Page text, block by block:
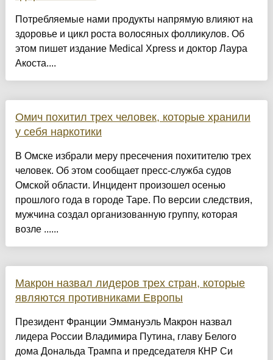
Потребляемые нами продукты напрямую влияют на
здоровье и цикл роста волосяных фолликулов. Об
этом пишет издание Medical Xpress и доктор Лаура
Акоста....
Омич похитил трех человек, которые хранили
у себя наркотики
В Омске избрали меру пресечения похитителю трех
человек. Об этом сообщает пресс-служба судов
Омской области. Инцидент произошел осенью
прошлого года в городе Таре. По версии следствия,
мужчина создал организованную группу, которая
возле ......
Макрон назвал лидеров трех стран, которые
являются противниками Европы
Президент Франции Эммануэль Макрон назвал
лидера России Владимира Путина, главу Белого
дома Дональда Трампа и председателя КНР Си